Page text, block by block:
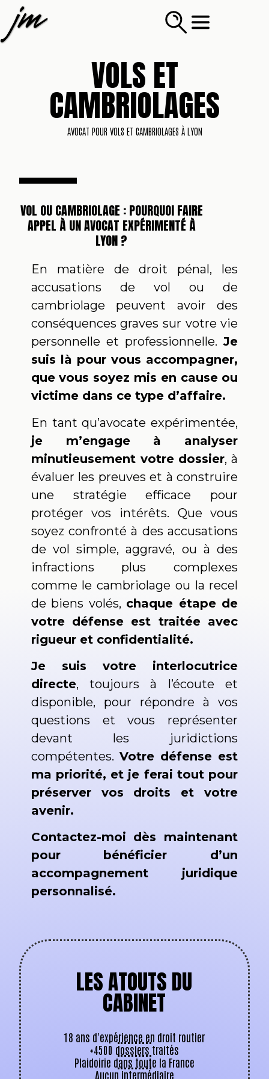
VOLS ET
CAMBRIOLAGES
AVOCAT POUR VOLS ET CAMBRIOLAGES À LYON
VOL OU CAMBRIOLAGE : POURQUOI FAIRE
APPEL À UN AVOCAT EXPÉRIMENTÉ À
LYON ?
En matière de droit pénal, les
accusations de vol ou de
cambriolage peuvent avoir des
conséquences graves sur votre vie
personnelle et professionnelle.Je
suis là pour vous accompagner,
que vous soyez mis en cause ou
victime dans ce type d’affaire.
En tant qu’avocate expérimentée,
je m’engage à analyser
minutieusement votre dossier, à
évaluer les preuves et à construire
une stratégie efficace pour
protéger vos intérêts. Que vous
soyez confronté à des accusations
de vol simple, aggravé, ou à des
infractions plus complexes
comme le cambriolage ou la recel
de biens volés, chaque étape de
votre défense est traitée avec
rigueur et confidentialité.
Je suis votre interlocutrice
directe, toujours à l’écoute et
disponible, pour répondre à vos
questions et vous représenter
devant les juridictions
compétentes. Votre défense est
ma priorité, et je ferai tout pour
préserver vos droits et votre
avenir.
Contactez-moi dès maintenant
pour bénéficier d’un
accompagnement juridique
personnalisé.
LES ATOUTS DU
CABINET
18 ans d'expérience en droit routier
+4500 dossiers traités
Plaidoirie dans toute la France
Aucun intermédiaire